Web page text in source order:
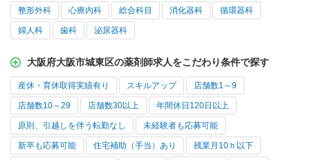
整形外科 心療内科 総合科目 消化器科 循環器科
婦人科 歯科 泌尿器科
大阪府大阪市城東区の薬剤師求人をこだわり条件で探す
産休・育休取得実績有り スキルアップ 店舗数1～9
店舗数10～29 店舗数30以上 年間休日120日以上
原則、引越しを伴う転勤なし 未経験者も応募可能
新卒も応募可能 住宅補助（手当）あり 残業月10ｈ以下